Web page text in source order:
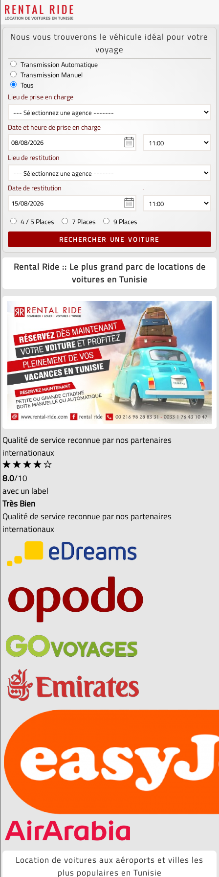
Nous vous trouverons le véhicule idéal pour votre
voyage
Transmission Automatique
Transmission Manuel
Tous
Lieu de prise en charge
Date et heure de prise en charge
Lieu de restitution
Date de restitution .
4 / 5 Places 7 Places
9 Places
RECHERCHER UNE VOITURE
Rental Ride :: Le plus grand parc de locations de
voitures en Tunisie
Qualité de service reconnue par nos partenaires
internationaux
8.0/10
avec un label
Très Bien
Qualité de service reconnue par nos partenaires
internationaux
Location de voitures aux aéroports et villes les
plus populaires en Tunisie